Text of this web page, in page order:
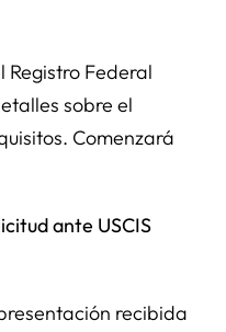
Registro Federal
sobre el
Comenzará
ante USCIS
recibida